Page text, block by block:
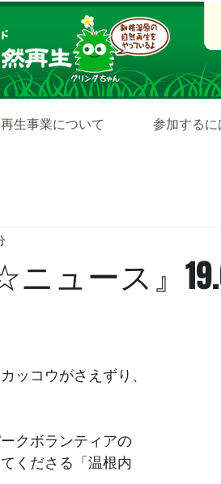
生事業について 参加する
ュース』
ッコウがさえずり、
クボランティアの
くださる「温根内